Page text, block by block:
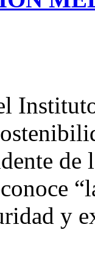
de
y